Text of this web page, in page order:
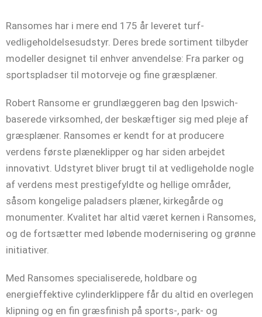
Ransomes har i mere end 175 år leveret turf-
vedligeholdelsesudstyr. Deres brede sortiment tilbyder
modeller designet til enhver anvendelse: Fra parker og
sportspladser til motorveje og fine græsplæner.
Robert Ransome er grundlæggeren bag den Ipswich-
baserede virksomhed, der beskæftiger sig med pleje af
græsplæner. Ransomes er kendt for at producere
verdens første plæneklipper og har siden arbejdet
innovativt. Udstyret bliver brugt til at vedligeholde nogle
af verdens mest prestigefyldte og hellige områder,
såsom kongelige paladsers plæner, kirkegårde og
monumenter. Kvalitet har altid været kernen i Ransomes,
og de fortsætter med løbende modernisering og grønne
initiativer.
Med Ransomes specialiserede, holdbare og
energieffektive cylinderklippere får du altid en overlegen
klipning og en fin græsfinish på sports-, park- og